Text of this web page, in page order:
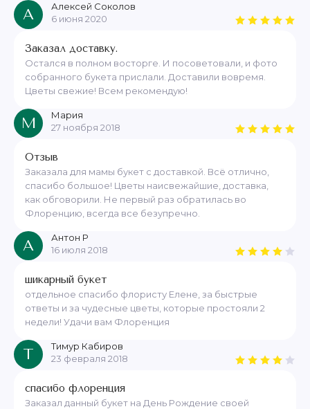
А
Алексей Соколов
6 июня 2020
Заказал доставку.
Остался в полном восторге. И посоветовали, и фото
собранного букета прислали. Доставили вовремя.
Цветы свежие! Всем рекомендую!
М
Мария
27 ноября 2018
Отзыв
Заказала для мамы букет с доставкой. Всё отлично,
спасибо большое! Цветы наисвежайшие, доставка,
как обговорили. Не первый раз обратилась во
Флоренцию, всегда все безупречно.
А
Антон Р
16 июля 2018
шикарный букет
отдельное спасибо флористу Елене, за быстрые
ответы и за чудесные цветы, которые простояли 2
недели! Удачи вам Флоренция
Т
Тимур Кабиров
23 февраля 2018
спасибо флоренция
Заказал данный букет на День Рождение своей